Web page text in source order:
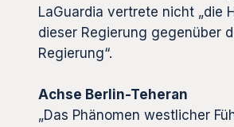
LaGuardia vertrete nicht „die
dieser Regierung gegenüber
Regierung“.
Achse Berlin-Teheran
„Das Phänomen westlicher